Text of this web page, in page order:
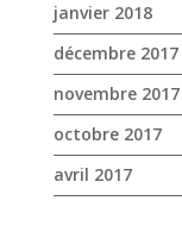
janvier 2018
décembre 2017
novembre 2017
octobre 2017
avril 2017